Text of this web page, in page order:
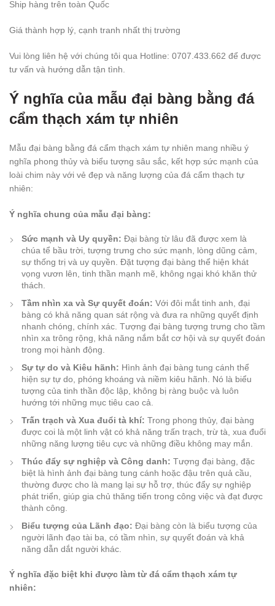
Ship hàng trên toàn Quốc
Giá thành hợp lý, cạnh tranh nhất thị trường
Vui lòng liên hệ với chúng tôi qua Hotline: 0707.433.662 để được
tư vấn và hướng dẫn tận tình.
Ý nghĩa của mẫu đại bàng bằng đá
cẩm thạch xám tự nhiên
Mẫu đại bàng bằng đá cẩm thạch xám tự nhiên mang nhiều ý
nghĩa phong thủy và biểu tượng sâu sắc, kết hợp sức mạnh của
loài chim này với vẻ đẹp và năng lượng của đá cẩm thạch tự
nhiên:
Ý nghĩa chung của mẫu đại bàng:
Sức mạnh và Uy quyền: Đại bàng từ lâu đã được xem là
chúa tể bầu trời, tượng trưng cho sức mạnh, lòng dũng cảm,
sự thống trị và uy quyền. Đặt tượng đại bàng thể hiện khát
vọng vươn lên, tinh thần mạnh mẽ, không ngại khó khăn thử
thách.
Tầm nhìn xa và Sự quyết đoán: Với đôi mắt tinh anh, đại
bàng có khả năng quan sát rộng và đưa ra những quyết định
nhanh chóng, chính xác. Tượng đại bàng tượng trưng cho tầm
nhìn xa trông rộng, khả năng nắm bắt cơ hội và sự quyết đoán
trong mọi hành động.
Sự tự do và Kiêu hãnh: Hình ảnh đại bàng tung cánh thể
hiện sự tự do, phóng khoáng và niềm kiêu hãnh. Nó là biểu
tượng của tinh thần độc lập, không bị ràng buộc và luôn
hướng tới những mục tiêu cao cả.
Trấn trạch và Xua đuổi tà khí: Trong phong thủy, đại bàng
được coi là một linh vật có khả năng trấn trạch, trừ tà, xua đuổi
những năng lượng tiêu cực và những điều không may mắn.
Thúc đẩy sự nghiệp và Công danh: Tượng đại bàng, đặc
biệt là hình ảnh đại bàng tung cánh hoặc đậu trên quả cầu,
thường được cho là mang lại sự hỗ trợ, thúc đẩy sự nghiệp
phát triển, giúp gia chủ thăng tiến trong công việc và đạt được
thành công.
Biểu tượng của Lãnh đạo: Đại bàng còn là biểu tượng của
người lãnh đạo tài ba, có tầm nhìn, sự quyết đoán và khả
năng dẫn dắt người khác.
Ý nghĩa đặc biệt khi được làm từ đá cẩm thạch xám tự
nhiên: